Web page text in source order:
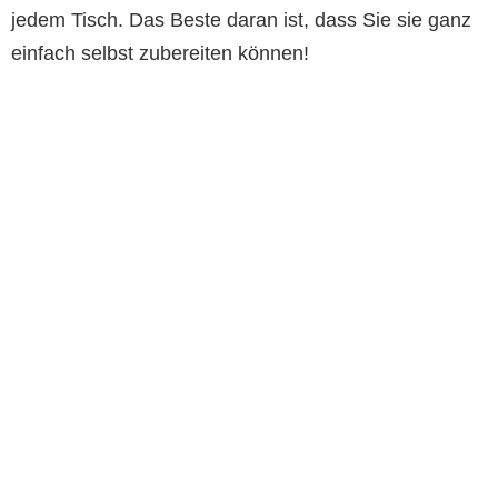
jedem Tisch. Das Beste daran ist, dass Sie sie ganz
einfach selbst zubereiten können!